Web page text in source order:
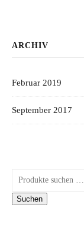
ARCHIV
Februar 2019
September 2017
Suchen nach:
Suchen